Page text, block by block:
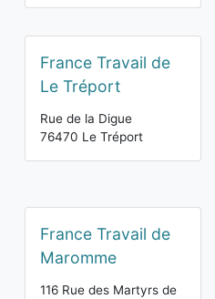
France Travail de
Le Tréport
Rue de la Digue
76470 Le Tréport
France Travail de
Maromme
116 Rue des Martyrs de